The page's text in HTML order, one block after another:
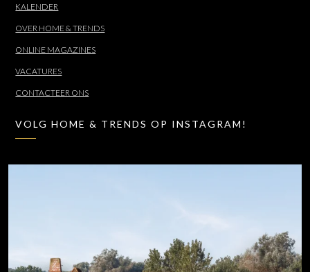
KALENDER
OVER HOME & TRENDS
ONLINE MAGAZINES
VACATURES
CONTACTEER ONS
VOLG HOME & TRENDS OP INSTAGRAM!